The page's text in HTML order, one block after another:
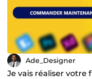
Ade_Designer
Je vais réaliser votre